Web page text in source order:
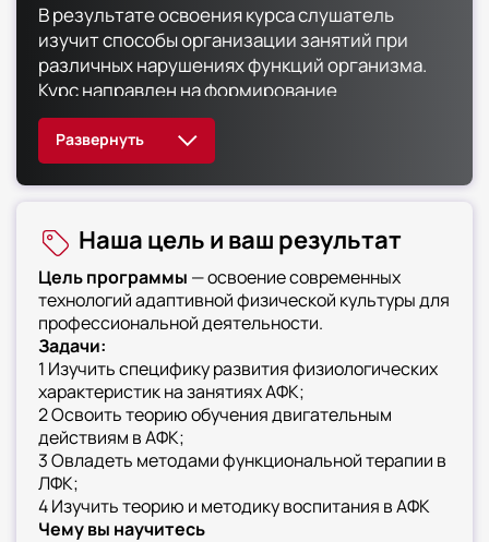
В результате освоения курса слушатель
изучит способы организации занятий при
различных нарушениях функций организма.
Курс направлен на формирование
компетенций в области применения средств
адаптивной физической культуры,
необходимой для профессиональной
деятельности и (или)
рамках имеющейся квалификации. Обучение
строится на освоении инновационных
методик работы с различными категориями
лиц с ОВЗ. Программа включает
углубленное изучение физиологических
основ АФК, современных реабилитационных
технологий и организационных аспектов
деятельности. Курс предназначен для
специалистов по адаптивной физической
культуре, спортивных тренеров, всех, кто
принимает участие в реализации программ по
адаптивной физической культуре
Наша цель и ваш результат
Цель программы — освоение современных
технологий адаптивной физической культуры для
профессиональной деятельности.
Задачи:
1 Изучить специфику развития физиологических
характеристик на занятиях АФК;
2 Освоить теорию обучения двигательным
действиям в АФК;
3 Овладеть методами функциональной терапии в
ЛФК;
4 Изучить теорию и методику воспитания в АФК
Чему вы научитесь